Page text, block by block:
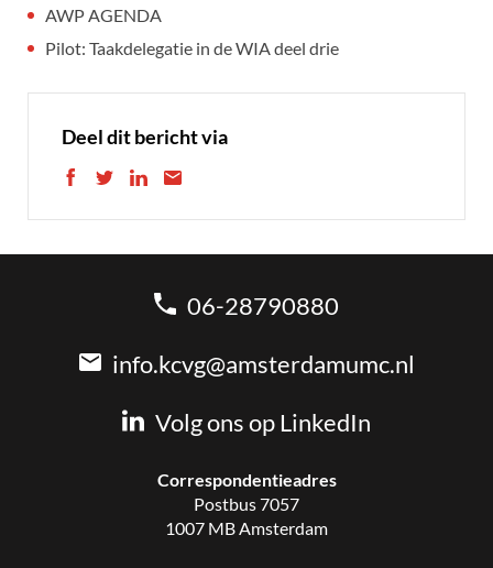
AWP AGENDA
Pilot: Taakdelegatie in de WIA deel drie
Deel dit bericht via
06-28790880
info.kcvg@amsterdamumc.nl
Volg ons op LinkedIn
Correspondentieadres
Postbus 7057
1007 MB Amsterdam